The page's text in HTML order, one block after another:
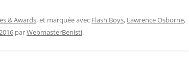
& Awards, et marquée avec Flash Boys, Lawrence Osborne,
parWebmasterBenisti.